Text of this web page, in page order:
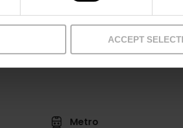
ACCEPT
Metro